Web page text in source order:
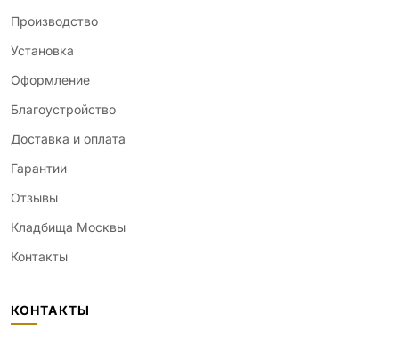
Производство
Установка
Оформление
Благоустройство
Доставка и оплата
Гарантии
Отзывы
Кладбища Москвы
Контакты
КОНТАКТЫ